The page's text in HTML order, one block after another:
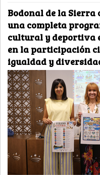
Bodonal de la Sierra
una completa
cultural y deportiva
en la participación
igualdad y